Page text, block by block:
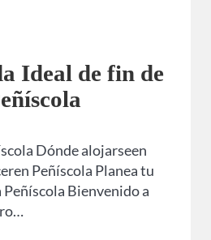
Ideal de fin de
Dónde alojarseen
Peñíscola Planea tu
Peñíscola Bienvenido a